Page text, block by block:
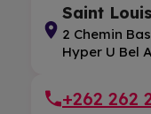
Saint
2 Chemin
Hyper U Bel
+262 262